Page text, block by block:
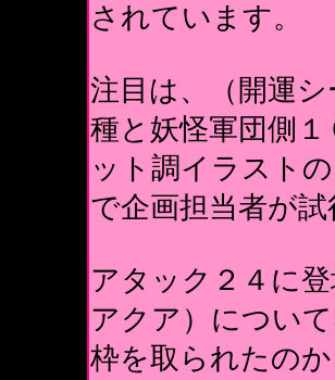
されています。
注目は、（開運
種と妖怪軍団側
ット調イラスト
で企画担当者が
アタック２４に
アクア）につい
枠を取られたの